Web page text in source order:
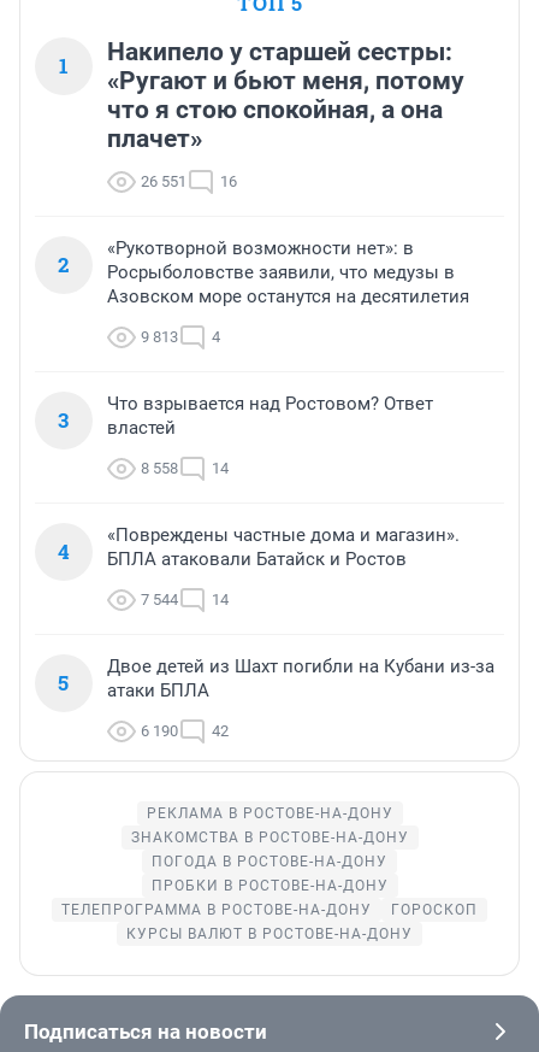
1
Накипело у старшей сестры:
«Ругают и бьют меня, потому
что я стою спокойная, а она
плачет»
26 551 16
2
«Рукотворной возможности нет»: в
Росрыболовстве заявили, что медузы в
Азовском море останутся на десятилетия
9 813 4
3
Что взрывается над Ростовом? Ответ
властей
8 558 14
4
«Повреждены частные дома и магазин».
БПЛА атаковали Батайск и Ростов
7 544 14
5
Двое детей из Шахт погибли на Кубани из-за
атаки БПЛА
6 190 42
РЕКЛАМА В РОСТОВЕ-НА-ДОНУ
ЗНАКОМСТВА В РОСТОВЕ-НА-ДОНУ
ПОГОДА В РОСТОВЕ-НА-ДОНУ
ПРОБКИ В РОСТОВЕ-НА-ДОНУ
ТЕЛЕПРОГРАММА В РОСТОВЕ-НА-ДОНУ
ГОРОСКОП
КУРСЫ ВАЛЮТ В РОСТОВЕ-НА-ДОНУ
Подписаться на новости